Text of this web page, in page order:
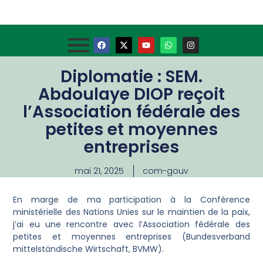
Diplomatie : SEM.
Abdoulaye DIOP reçoit
l’Association fédérale des
petites et moyennes
entreprises
mai 21, 2025 com-gouv
En marge de ma participation à la Conférence
ministérielle des Nations Unies sur le maintien de la paix,
j’ai eu une rencontre avec l’Association fédérale des
petites et moyennes entreprises (Bundesverband
mittelständische Wirtschaft, BVMW).